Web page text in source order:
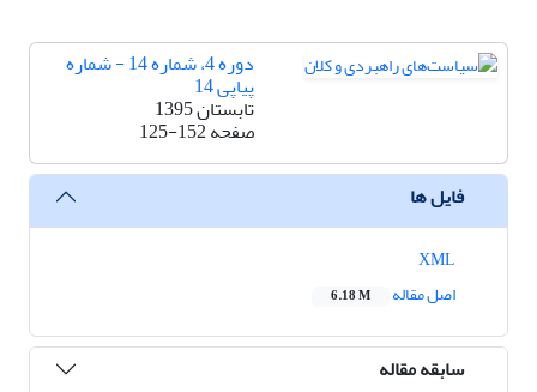
دوره 4، شماره 14 - شماره
پیاپی 14
تابستان 1395
صفحه125-152
فایل ها
اصل مقاله
6.18 M
سابقه مقاله